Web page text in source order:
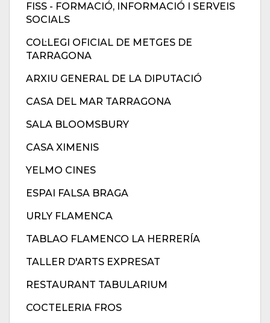
FISS - FORMACIÓ, INFORMACIÓ I SERVEIS
SOCIALS
COL·LEGI OFICIAL DE METGES DE
TARRAGONA
ARXIU GENERAL DE LA DIPUTACIÓ
CASA DEL MAR TARRAGONA
SALA BLOOMSBURY
CASA XIMENIS
YELMO CINES
ESPAI FALSA BRAGA
URLY FLAMENCA
TABLAO FLAMENCO LA HERRERÍA
TALLER D'ARTS EXPRESAT
RESTAURANT TABULARIUM
COCTELERIA FROS